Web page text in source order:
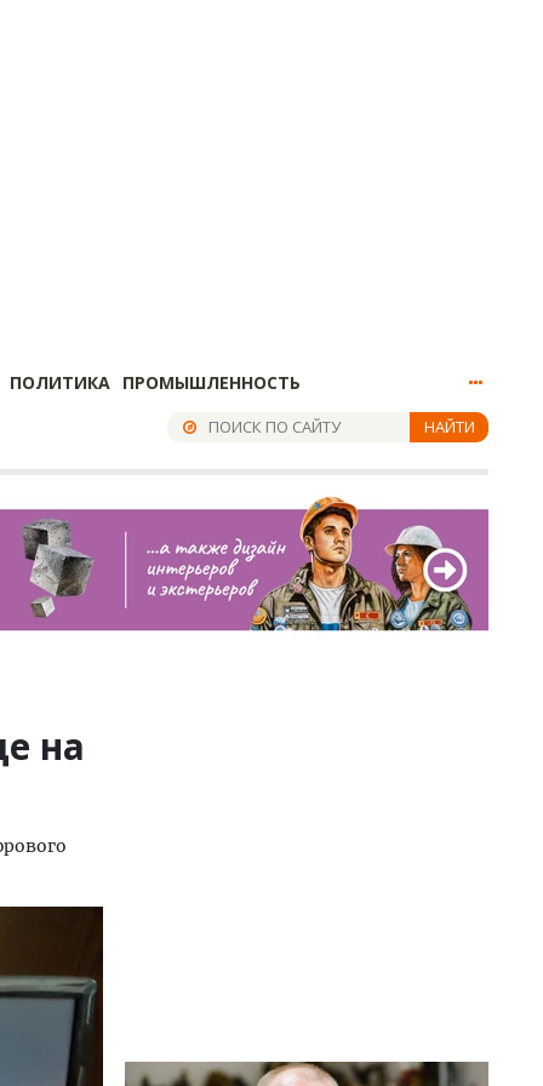
ПОЛИТИКА ПРОМЫШЛЕННОСТЬ
НАЙТИ
на